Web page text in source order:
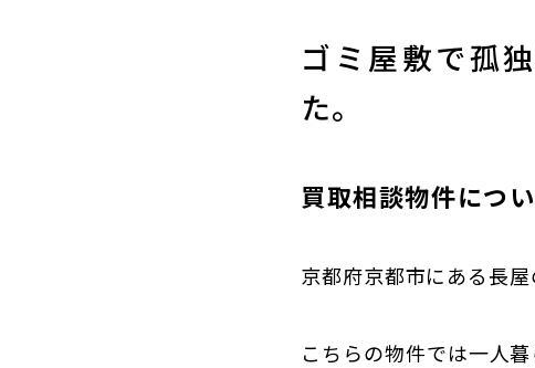
ゴミ屋敷で孤
た。
買取相談物件につ
京都府京都市にある長
こちらの物件では一人